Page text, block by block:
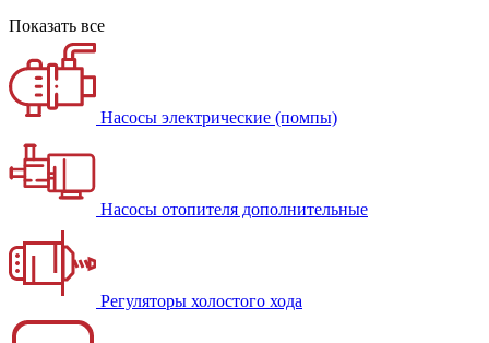
Показать все
Насосы электрические (помпы)
Насосы отопителя дополнительные
Регуляторы холостого хода